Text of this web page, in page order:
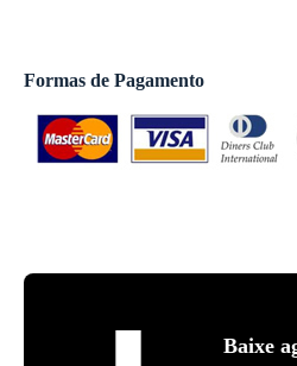
Formas de Pagamento
Baixe